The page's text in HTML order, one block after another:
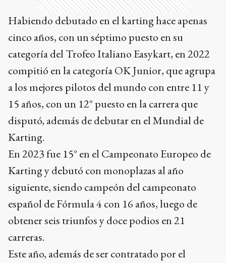
Habiendo debutado en el karting hace apenas
cinco años, con un séptimo puesto en su
categoría del Trofeo Italiano Easykart, en 2022
compitió en la categoría OK Junior, que agrupa
a los mejores pilotos del mundo con entre 11 y
15 años, con un 12° puesto en la carrera que
disputó, además de debutar en el Mundial de
Karting.
En 2023 fue 15° en el Campeonato Europeo de
Karting y debutó con monoplazas al año
siguiente, siendo campeón del campeonato
español de Fórmula 4 con 16 años, luego de
obtener seis triunfos y doce podios en 21
carreras.
Este año, además de ser contratado por el